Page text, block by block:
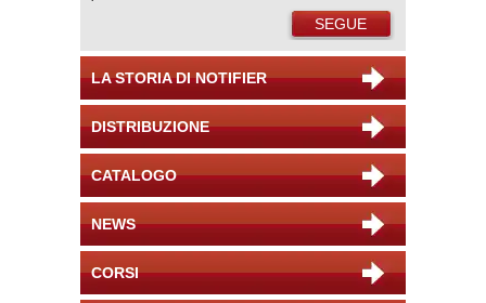
SEGUE
LA STORIA DI NOTIFIER
DISTRIBUZIONE
CATALOGO
NEWS
CORSI